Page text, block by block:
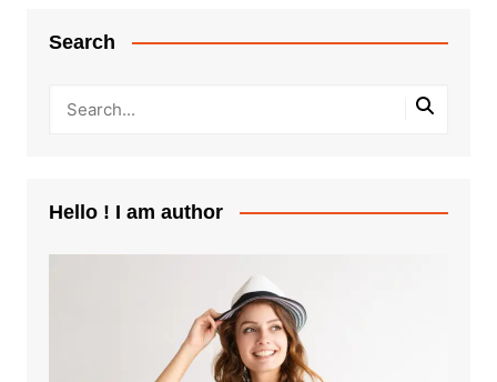
Search
Hello ! I am author